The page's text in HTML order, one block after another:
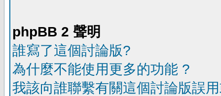
phpBB 2 聲明
誰寫了這個討論版?
為什麼不能使用更多的功能 ?
我該向誰聯繫有關這個討論版誤